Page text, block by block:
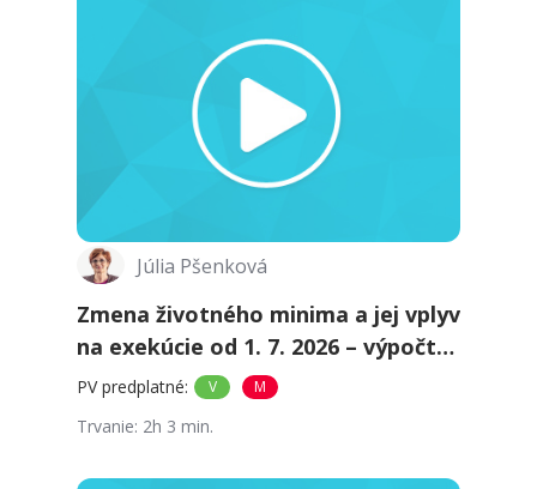
Júlia Pšenková
Zmena životného minima a jej vplyv
na exekúcie od 1. 7. 2026 – výpočty,
limity a poradie zrážok
PV predplatné: V M
Trvanie: 2h 3 min.